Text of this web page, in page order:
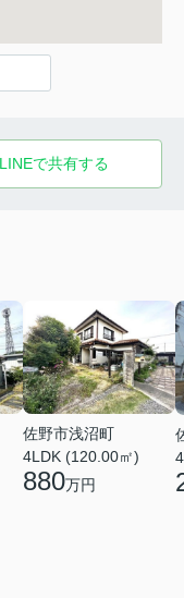
LINEで共有する
佐野市浅沼町
4LDK (120.00㎡)
880万円